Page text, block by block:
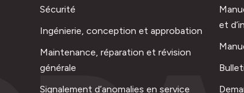
Sécurité
Ingénierie, conception et approbation
Maintenance, réparation et révision
générale
Signalement d’anomalies en service
et